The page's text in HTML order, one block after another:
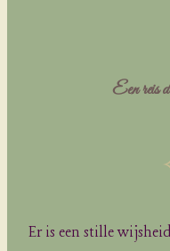
Een reis
Er is een stille